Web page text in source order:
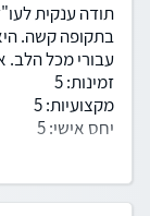
תודה ענקית
בתקופה קשה.
עבורי מכל הלב.
זמינות: 5
מקצועיות: 5
יחס אישי: 5